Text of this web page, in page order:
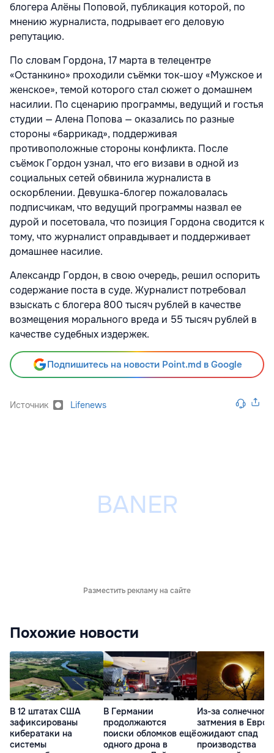
блогера Алёны Поповой, публикация которой, по
мнению журналиста, подрывает его деловую
репутацию.
По словам Гордона, 17 марта в телецентре
«Останкино» проходили съёмки ток-шоу «Мужское и
женское», темой которого стал сюжет о домашнем
насилии. По сценарию программы, ведущий и гостья
студии — Алена Попова — оказались по разные
стороны «баррикад», поддерживая
противоположные стороны конфликта. После
съёмок Гордон узнал, что его визави в одной из
социальных сетей обвинила журналиста в
оскорблении. Девушка-блогер пожаловалась
подписчикам, что ведущий программы назвал ее
дурой и посетовала, что позиция Гордона сводится к
тому, что журналист оправдывает и поддерживает
домашнее насилие.
Александр Гордон, в свою очередь, решил оспорить
содержание поста в суде. Журналист потребовал
взыскать с блогера 800 тысяч рублей в качестве
возмещения морального вреда и 55 тысяч рублей в
качестве судебных издержек.
Подпишитесь на новости Point.md в Google
Источник Lifenews
Разместить рекламу на сайте
Похожие новости
В 12 штатах США
зафиксированы
кибератаки на
системы
В Германии
продолжаются
поиски обломков ещё
одного дрона в
Из-за солнечного
затмения в
ожидают спад
производства